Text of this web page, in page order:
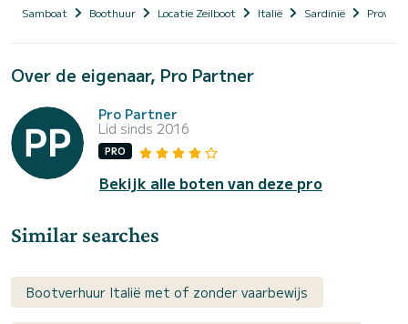
Samboat Boothuur Locatie Zeilboot Italië Sardinië
Over de eigenaar, Pro Partner
Pro Partner
Lid sinds 2016
PRO
Bekijk alle boten van deze pro
Similar searches
Bootverhuur Italië met of zonder vaarbewijs